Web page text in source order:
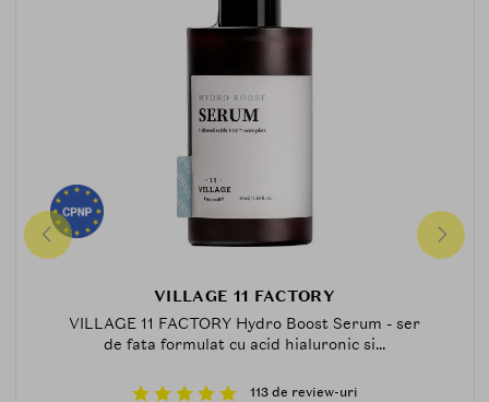
VILLAGE 11 FACTORY
VILLAGE 11 FACTORY Hydro Boost Serum - ser
de fata formulat cu acid hialuronic si...
113 de review-uri